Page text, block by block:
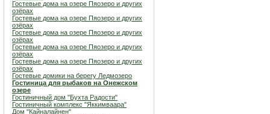
Гостевые дома на озере Пяозеро и других
озёрах
Гостевые дома на озере Пяозеро и других
озёрах
Гостевые дома на озере Пяозеро и других
озёрах
Гостевые дома на озере Пяозеро и других
озёрах
Гостевые дома на озере Пяозеро и других
озёрах
Гостевые домики на берегу Ледмозеро
Гостиница для рыбаков на Онежском
озере
Гостиничный дом "Бухта Радости"
Гостиничный комплекс "Яккимваара"
Дом "Кайналайнен"